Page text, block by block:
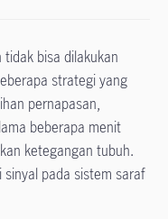
bisa dilakukan
strategi yang
pernapasan,
beberapa menit
ketegangan tubuh.
pada sistem saraf